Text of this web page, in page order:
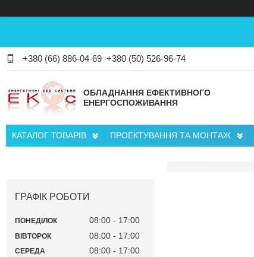
+380 (66) 886-04-69 +380 (50) 526-96-74
ОБЛАДНАННЯ ЕФЕКТИВНОГО
ЕНЕРГОСПОЖИВАННЯ
КАТАЛОГ ТОВАРІВ ПРОЕКТУВАННЯ ТА МОНТАЖ
ГРАФІК РОБОТИ
ПОНЕДІЛОК 08:00 17:00
ВІВТОРОК 08:00 17:00
СЕРЕДА 08:00 17:00